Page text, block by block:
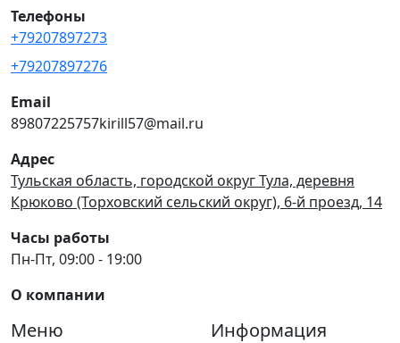
Телефоны
+79207897273
+79207897276
Email
89807225757kirill57@mail.ru
Адрес
Тульская область, городской округ Тула, деревня
Крюково (Торховский сельский округ), 6-й проезд, 14
Часы работы
Пн-Пт, 09:00 - 19:00
О компании
Меню Информация